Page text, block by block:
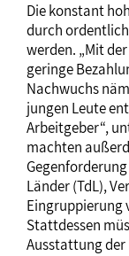
Die konstant
durch
werden. „Mit
geringe
Nachwuchs
jungen Leute
Arbeitgeber“,
machten
Länder (TdL),
Eingruppierung
Stattdessen
Ausstattung